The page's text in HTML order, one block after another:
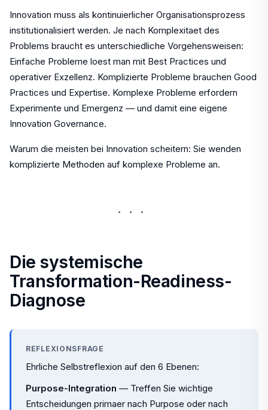
Innovation muss als kontinuierlicher Organisationsprozess
institutionalisiert werden. Je nach Komplexitaet des
Problems braucht es unterschiedliche Vorgehensweisen:
Einfache Probleme loest man mit Best Practices und
operativer Exzellenz. Komplizierte Probleme brauchen Good
Practices und Expertise. Komplexe Probleme erfordern
Experimente und Emergenz — und damit eine eigene
Innovation Governance.
Warum die meisten bei Innovation scheitern: Sie wenden
komplizierte Methoden auf komplexe Probleme an.
···
Die systemische
Transformation-Readiness-
Diagnose
REFLEXIONSFRAGE
Ehrliche Selbstreflexion auf den 6 Ebenen:
Purpose-Integration — Treffen Sie wichtige
Entscheidungen primaer nach Purpose oder nach